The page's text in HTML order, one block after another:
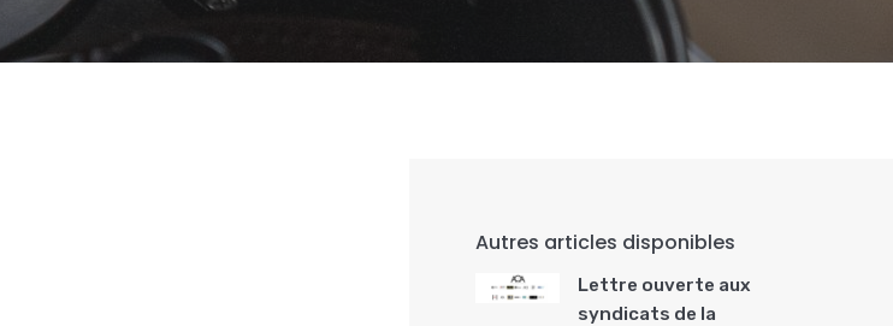
Autres articles disponibles
Lettre ouverte aux
syndicats de la